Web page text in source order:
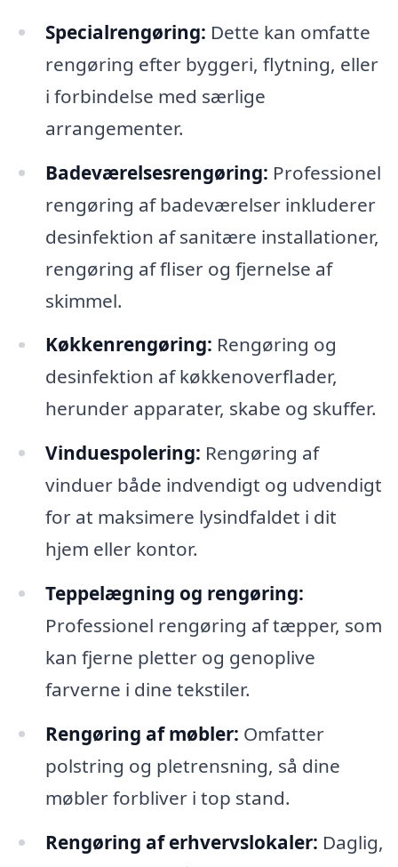
Specialrengøring: Dette kan omfatte
rengøring efter byggeri, flytning, eller
i forbindelse med særlige
arrangementer.
Badeværelsesrengøring: Professionel
rengøring af badeværelser inkluderer
desinfektion af sanitære installationer,
rengøring af fliser og fjernelse af
skimmel.
Køkkenrengøring: Rengøring og
desinfektion af køkkenoverflader,
herunder apparater, skabe og skuffer.
Vinduespolering: Rengøring af
vinduer både indvendigt og udvendigt
for at maksimere lysindfaldet i dit
hjem eller kontor.
Teppelægning og rengøring:
Professionel rengøring af tæpper, som
kan fjerne pletter og genoplive
farverne i dine tekstiler.
Rengøring af møbler: Omfatter
polstring og pletrensning, så dine
møbler forbliver i top stand.
Rengøring af erhvervslokaler: Daglig,